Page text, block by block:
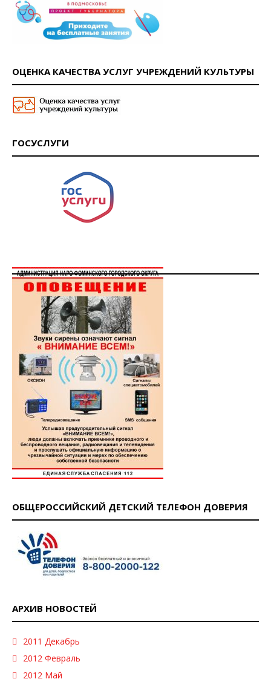
ОЦЕНКА КАЧЕСТВА УСЛУГ УЧРЕЖДЕНИЙ КУЛЬТУРЫ
ГОСУСЛУГИ
ОБЩЕРОССИЙСКИЙ ДЕТСКИЙ ТЕЛЕФОН ДОВЕРИЯ
АРХИВ НОВОСТЕЙ
2011 Декабрь
2012 Февраль
2012 Май